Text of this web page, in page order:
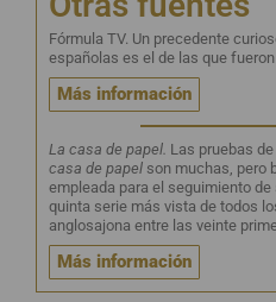
Fórmula TV. Un precedente
españolas es el de las que
Más información
La casa de papel. Las pruebas
casa de papel son muchas, pero
empleada para el seguimiento
quinta serie más vista de todos
anglosajona entre las veinte
Más información